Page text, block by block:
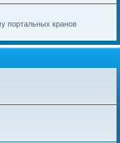
портальных кранов